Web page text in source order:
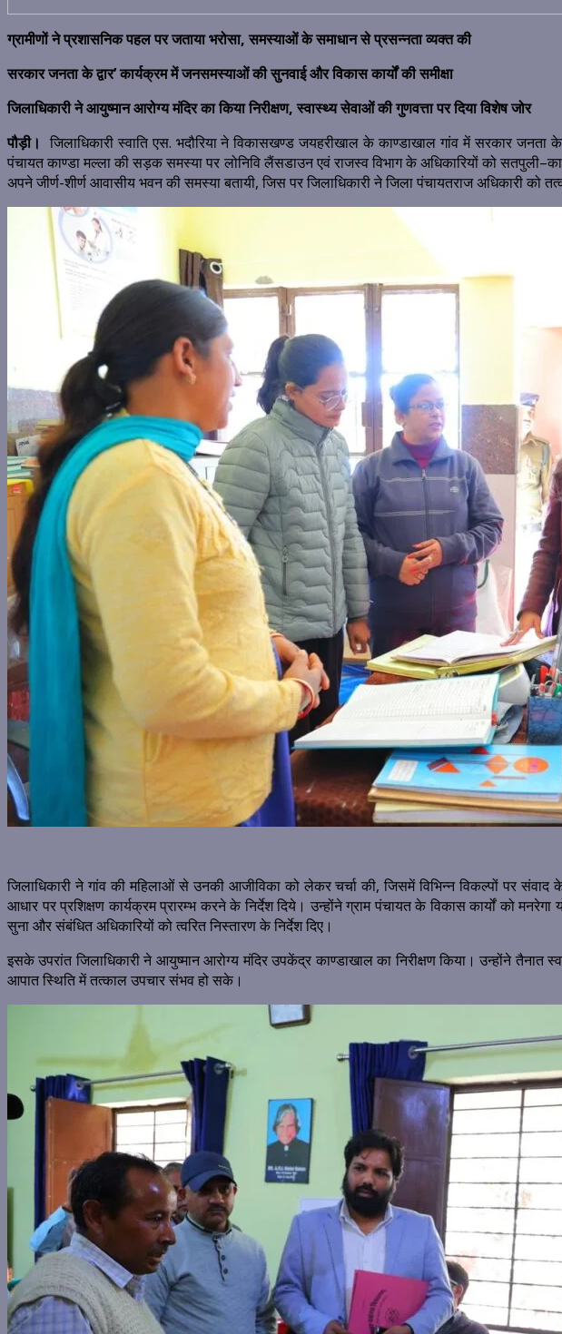
ग्रामीणों ने प्रशासनिक पहल पर जताया भरोसा, समस्याओं के समाधान से प्रसन्नता व्यक्त की
सरकार जनता के द्वार’ कार्यक्रम में जनसमस्याओं की सुनवाई और विकास कार्यों की समीक्षा
जिलाधिकारी ने आयुष्मान आरोग्य मंदिर का किया निरीक्षण, स्वास्थ्य सेवाओं की गुणवत्ता पर दिया विशेष जोर
पौड़ी। जिलाधिकारी स्वाति एस. भदौरिया ने विकासखण्ड जयहरीखाल के काण्डाखाल गांव में सरकार जनता
पंचायत काण्डा मल्ला की सड़क समस्या पर लोनिवि लैंसडाउन एवं राजस्व विभाग के अधिकारियों को
अपने जीर्ण-शीर्ण आवासीय भवन की समस्या बतायी, जिस पर जिलाधिकारी ने जिला पंचायतराज अधिकारी को
जिलाधिकारी ने गांव की महिलाओं से उनकी आजीविका को लेकर चर्चा की, जिसमें विभिन्न विकल्पों पर
आधार पर प्रशिक्षण कार्यक्रम प्रारम्भ करने के निर्देश दिये। उन्होंने ग्राम पंचायत के विकास कार्यों को
सुना और संबंधित अधिकारियों को त्वरित निस्तारण के निर्देश दिए।
इसके उपरांत जिलाधिकारी ने आयुष्मान आरोग्य मंदिर उपकेंद्र काण्डाखाल का निरीक्षण किया। उन्होंने तैनात
आपात स्थिति में तत्काल उपचार संभव हो सके।